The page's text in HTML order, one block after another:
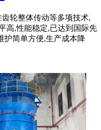
轮整体传动等多项技术,
高,性能稳定,已达到国际先
护简单方便,生产成本降